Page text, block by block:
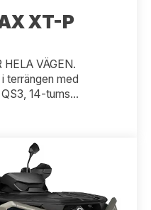
XT-P
HELA VÄGEN.
terrängen med
14-tums...